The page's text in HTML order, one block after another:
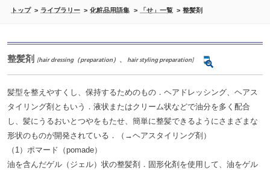
トップ ライブラリー 化粧品用語集 「せ」一覧 整髪剤
整髪剤 [hair dressing（preparation）、 hair styling preparation]
髪型を整えやすくし、保持するためのもの．ヘアドレッシング、ヘアス
タイリング剤ともいう．液状またはクリーム状などで油分を多く配合
し、髪にうるおいとつやをもたせ、簡単に整髪できるようにさまざまな
形状のものが開発されている．（→ヘアスタイリング剤）
（1）ポマード（pomade）
油を含んだゲル（ジェル）状の整髪剤．固形化剤を使用して、油をゲル